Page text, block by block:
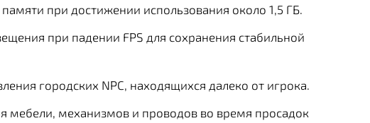
при достижении использования около 1,5 ГБ.
при падении FPS для сохранения стабильной
городских NPC, находящихся далеко от игрока.
мебели, механизмов и проводов во время просадок